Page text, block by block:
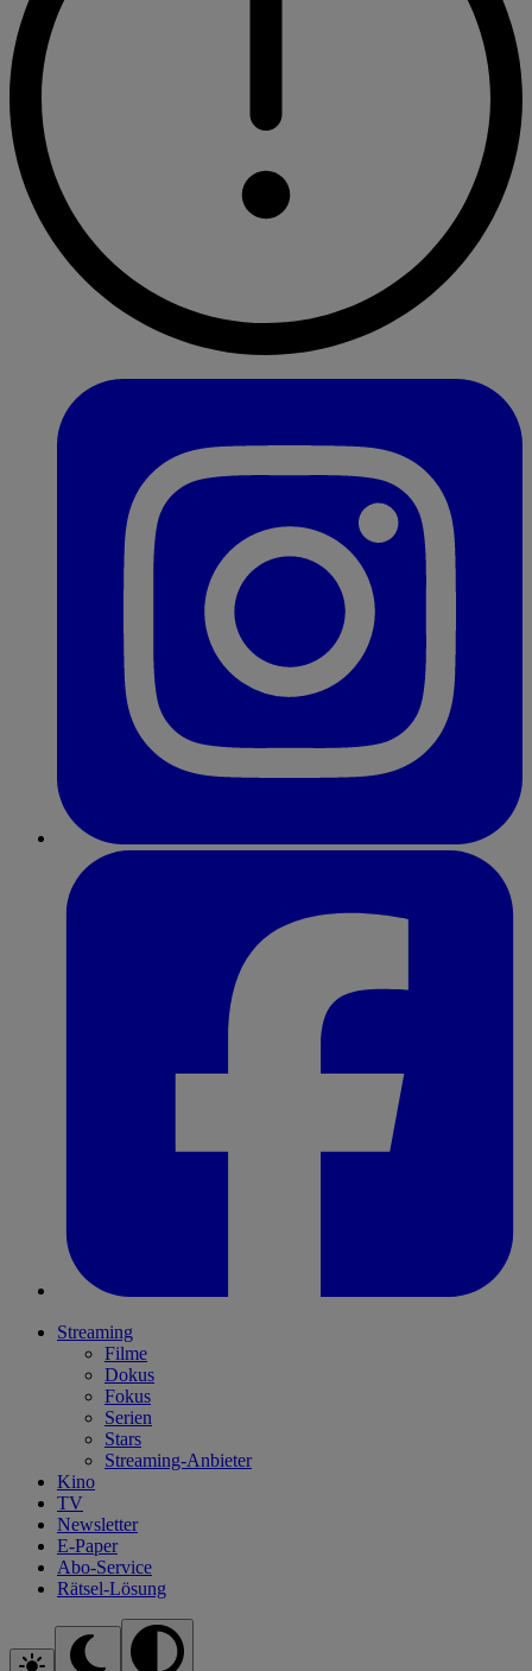
Streaming
Filme
Dokus
Fokus
Serien
Stars
Streaming-Anbieter
Kino
TV
Newsletter
E-Paper
Abo-Service
Rätsel-Lösung